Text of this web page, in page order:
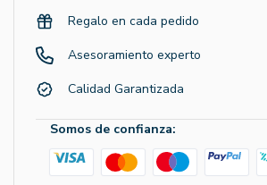
Regalo en cada pedido
Asesoramiento experto
Calidad Garantizada
Somos de confianza: